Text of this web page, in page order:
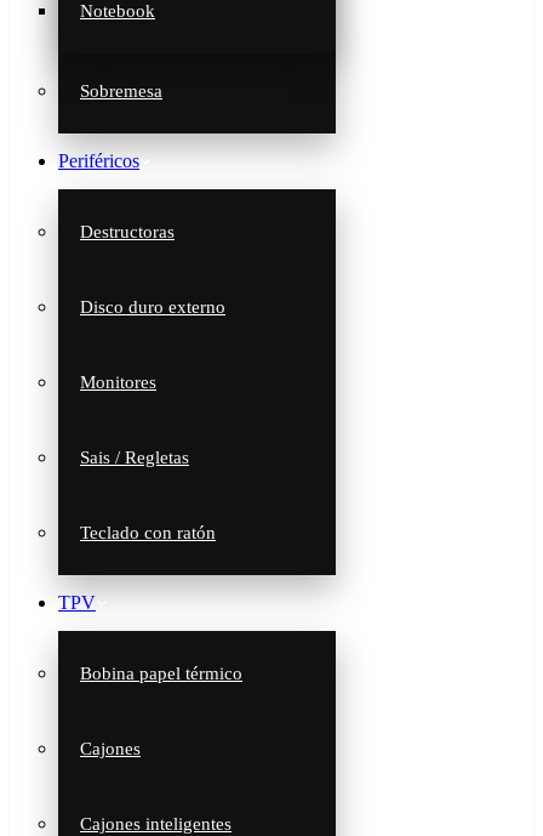
Notebook
Sobremesa
Periféricos
Destructoras
Disco duro externo
Monitores
Sais / Regletas
Teclado con ratón
TPV
Bobina papel térmico
Cajones
Cajones inteligentes